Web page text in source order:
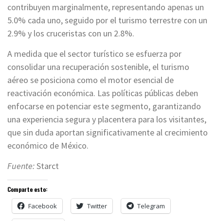
contribuyen marginalmente, representando apenas un
5.0% cada uno, seguido por el turismo terrestre con un
2.9% y los cruceristas con un 2.8%.
A medida que el sector turístico se esfuerza por
consolidar una recuperación sostenible, el turismo
aéreo se posiciona como el motor esencial de
reactivación económica. Las políticas públicas deben
enfocarse en potenciar este segmento, garantizando
una experiencia segura y placentera para los visitantes,
que sin duda aportan significativamente al crecimiento
económico de México.
Fuente:Starct
Comparte esto:
Facebook Twitter Telegram